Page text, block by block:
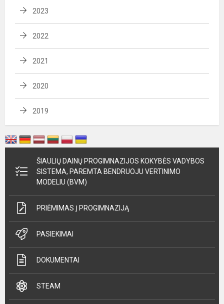
2023
2022
2021
2020
2019
ŠIAULIŲ DAINŲ PROGIMNAZIJOS KOKYBĖS VADYBOS
SISTEMA, PAREMTA BENDRUOJU VERTINIMO
MODELIU (BVM)
PRIĖMIMAS Į PROGIMNAZIJĄ
PASIEKIMAI
DOKUMENTAI
STEAM